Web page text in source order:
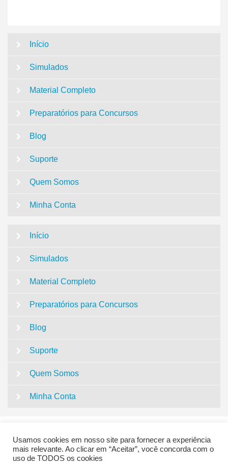
Início
Simulados
Material Completo
Preparatórios para Concursos
Blog
Suporte
Quem Somos
Minha Conta
Início
Simulados
Material Completo
Preparatórios para Concursos
Blog
Suporte
Quem Somos
Minha Conta
Usamos cookies em nosso site para fornecer a experiência
mais relevante. Ao clicar em “Aceitar”, você concorda com o
uso de TODOS os cookies